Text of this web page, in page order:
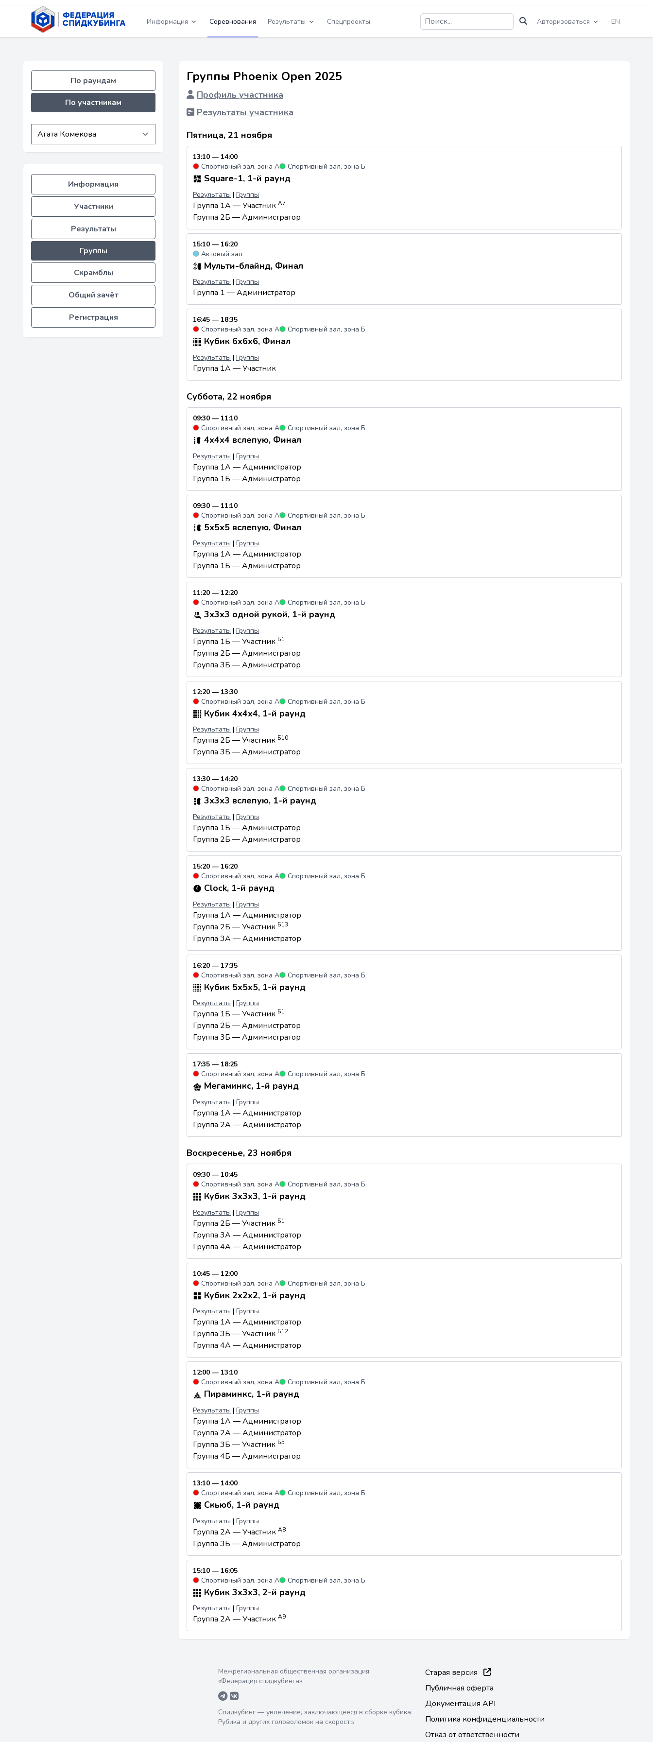
Информация Соревнования Результаты Спецпроекты Авторизоваться EN
По раундам
По участникам
Информация
Участники
Результаты
Группы
Скрамблы
Общий зачёт
Регистрация
Группы Phoenix Open 2025
Профиль участника
Результаты участника
Пятница, 21 ноября
13:10 — 14:00
● Спортивный зал, зона А● Спортивный зал, зона Б
Square-1, 1-й раунд
Результаты | Группы
Группа 1А — Участник А7
Группа 2Б — Администратор
15:10 — 16:20
● Актовый зал
Мульти-блайнд, Финал
Результаты | Группы
Группа 1 — Администратор
16:45 — 18:35
● Спортивный зал, зона А● Спортивный зал, зона Б
Кубик 6x6x6, Финал
Результаты | Группы
Группа 1А — Участник
Суббота, 22 ноября
09:30 — 11:10
● Спортивный зал, зона А● Спортивный зал, зона Б
4x4x4 вслепую, Финал
Результаты | Группы
Группа 1А — Администратор
Группа 1Б — Администратор
09:30 — 11:10
● Спортивный зал, зона А● Спортивный зал, зона Б
5x5x5 вслепую, Финал
Результаты | Группы
Группа 1А — Администратор
Группа 1Б — Администратор
11:20 — 12:20
● Спортивный зал, зона А● Спортивный зал, зона Б
3x3x3 одной рукой, 1-й раунд
Результаты | Группы
Группа 1Б — Участник Б1
Группа 2Б — Администратор
Группа 3Б — Администратор
12:20 — 13:30
● Спортивный зал, зона А● Спортивный зал, зона Б
Кубик 4x4x4, 1-й раунд
Результаты | Группы
Группа 2Б — Участник Б10
Группа 3Б — Администратор
13:30 — 14:20
● Спортивный зал, зона А● Спортивный зал, зона Б
3x3x3 вслепую, 1-й раунд
Результаты | Группы
Группа 1Б — Администратор
Группа 2Б — Администратор
15:20 — 16:20
● Спортивный зал, зона А● Спортивный зал, зона Б
Clock, 1-й раунд
Результаты | Группы
Группа 1А — Администратор
Группа 2Б — Участник Б13
Группа 3А — Администратор
16:20 — 17:35
● Спортивный зал, зона А● Спортивный зал, зона Б
Кубик 5x5x5, 1-й раунд
Результаты | Группы
Группа 1Б — Участник Б1
Группа 2Б — Администратор
Группа 3Б — Администратор
17:35 — 18:25
● Спортивный зал, зона А● Спортивный зал, зона Б
Мегаминкс, 1-й раунд
Результаты | Группы
Группа 1А — Администратор
Группа 2А — Администратор
Воскресенье, 23 ноября
09:30 — 10:45
● Спортивный зал, зона А● Спортивный зал, зона Б
Кубик 3x3x3, 1-й раунд
Результаты | Группы
Группа 2Б — Участник Б1
Группа 3А — Администратор
Группа 4А — Администратор
10:45 — 12:00
● Спортивный зал, зона А● Спортивный зал, зона Б
Кубик 2x2x2, 1-й раунд
Результаты | Группы
Группа 1А — Администратор
Группа 3Б — Участник Б12
Группа 4А — Администратор
12:00 — 13:10
● Спортивный зал, зона А● Спортивный зал, зона Б
Пираминкс, 1-й раунд
Результаты | Группы
Группа 1А — Администратор
Группа 2А — Администратор
Группа 3Б — Участник Б5
Группа 4Б — Администратор
13:10 — 14:00
● Спортивный зал, зона А● Спортивный зал, зона Б
Скьюб, 1-й раунд
Результаты | Группы
Группа 2А — Участник А8
Группа 3Б — Администратор
15:10 — 16:05
● Спортивный зал, зона А● Спортивный зал, зона Б
Кубик 3x3x3, 2-й раунд
Результаты | Группы
Группа 2А — Участник А9
Межрегиональная общественная организация
«Федерация спидкубинга»
Спидкубинг — увлечение, заключающееся в сборке кубика
Рубика и других головоломок на скорость
Старая версия
Публичная оферта
Документация API
Политика конфиденциальности
Отказ от ответственности